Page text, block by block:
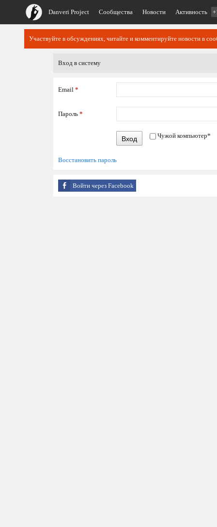
Danveri Project Сообщества Новости Активность
Участвуйте в обсуждениях, читайте и комментируйте новости в
Вход в систему
Email *
Пароль *
Вход Чужой компьютер*
Восстановить пароль
Войти через Facebook